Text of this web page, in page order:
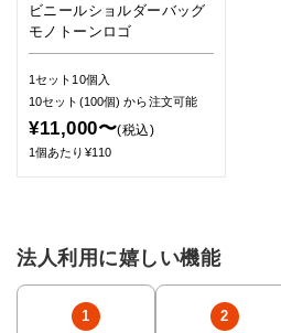
ビニールショルダーバッグ
モノトーンロゴ
1セット10個入
10セット(100個)から注文可能
¥11,000〜(税込)
1個あたり¥110
法人利用に嬉しい機能